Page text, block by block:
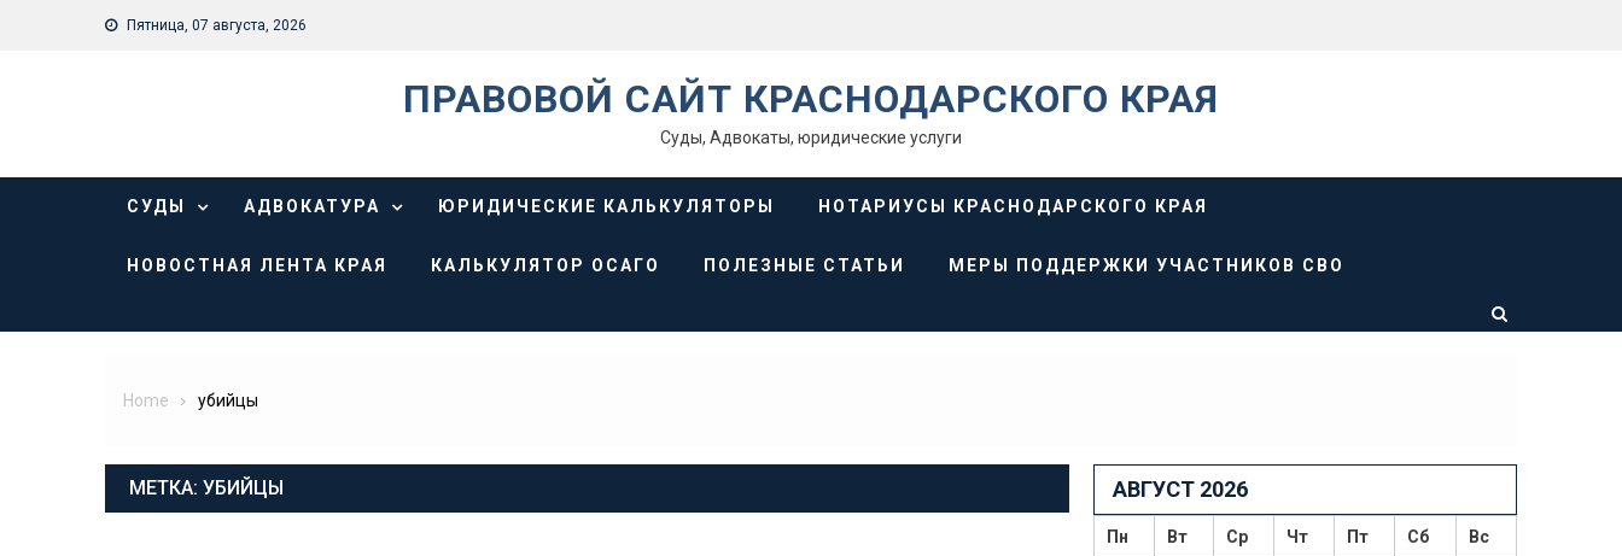
Пятница, 07 августа, 2026
ПРАВОВОЙ САЙТ КРАСНОДАРСКОГО КРАЯ
Суды, Адвокаты, юридические услуги
СУДЫ АДВОКАТУРА ЮРИДИЧЕСКИЕ КАЛЬКУЛЯТОРЫ НОТАРИУСЫ КРАСНОДАРСКОГО КРАЯ
НОВОСТНАЯ ЛЕНТА КРАЯ КАЛЬКУЛЯТОР ОСАГО ПОЛЕЗНЫЕ СТАТЬИ МЕРЫ ПОДДЕРЖКИ УЧАСТНИКОВ СВО
Home убийцы
МЕТКА: УБИЙЦЫ АВГУСТ 2026
Пн Вт Ср Чт Пт Сб Вс